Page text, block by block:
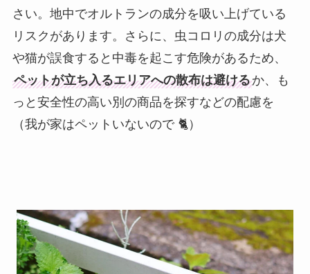
さい。地中でオルトランの成分を吸い上げている
リスクがあります。さらに、虫コロリの成分は犬
や猫が誤食すると中毒を起こす危険があるため、
ペットが立ち入るエリアへの散布は避けるか、も
っと安全性の高い別の商品を探すなどの配慮を
（我が家はペットいないので 🐈）